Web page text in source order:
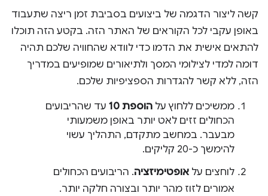
קשה ליצור הדגמה של ביצועים בסביבת זמן ריצה שתעבוד
באופן עקבי לכל הקוראים של האתר הזה. בקטע הזה תוכלו
להתאים אישית את הדמו כדי לוודא שהחוויה שלכם תהיה
דומה למדי לצילומי המסך ולתיאורים שמופיעים במדריך
הזה, ללא קשר להגדרות הספציפיות שלכם.
ממשיכים ללחוץ על הוספת 10
עד שהריבועים
הכחולים זזים לאט יותר באופן משמעותי
מבעבר. במחשב מתקדם, התהליך עשוי
להימשך כ-20 קליקים.
לוחצים על אופטימיזציה. הריבועים הכחולים
אמורים לזוז מהר יותר ובצורה חלקה יותר.